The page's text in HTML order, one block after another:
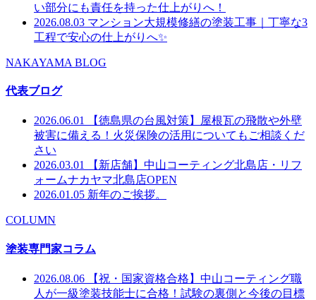
い部分にも責任を持った仕上がりへ！
2026.08.03 マンション大規模修繕の塗装工事｜丁寧な3
工程で安心の仕上がりへ✨
NAKAYAMA BLOG
代表ブログ
2026.06.01
【徳島県の台風対策】屋根瓦の飛散や外壁
被害に備える！火災保険の活用についてもご相談くだ
さい
2026.03.01
【新店舗】中山コーティング北島店・リフ
ォームナカヤマ北島店OPEN
2026.01.05 新年のご挨拶。
COLUMN
塗装専門家コラム
2026.08.06
【祝・国家資格合格】中山コーティング職
人が一級塗装技能士に合格！試験の裏側と今後の目標